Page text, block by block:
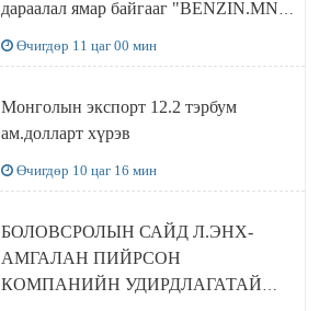
дараалал ямар байгааг "BENZIN.MN”
Өчигдөр 11 цаг 00 мин
Монголын экспорт 12.2 тэрбум
ам.долларт хүрэв
Өчигдөр 10 цаг 16 мин
БОЛОВСРОЛЫН САЙД Л.ЭНХ-
АМГАЛАН ПИЙРСОН
КОМПАНИЙН УДИРДЛАГАТАЙ